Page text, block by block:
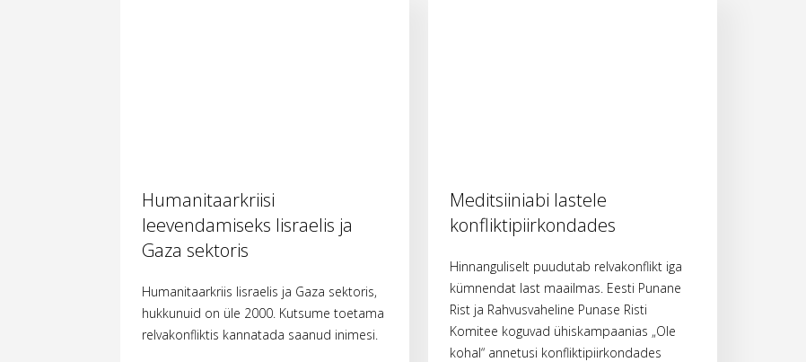
Humanitaarkriisi
leevendamiseks Iisraelis ja
Gaza sektoris
Humanitaarkriis Iisraelis ja Gaza sektoris,
hukkunuid on üle 2000. Kutsume toetama
relvakonfliktis kannatada saanud inimesi.
Meditsiiniabi lastele
konfliktipiirkondades
Hinnanguliselt puudutab relvakonflikt iga
kümnendat last maailmas. Eesti Punane
Rist ja Rahvusvaheline Punase Risti
Komitee koguvad ühiskampaanias „Ole
kohal“ annetusi konfliktipiirkondades